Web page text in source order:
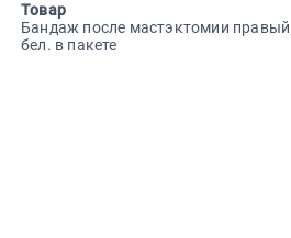
Товар
Бандаж после мастэктомии
бел. в пакете